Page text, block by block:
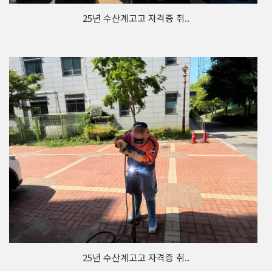
25년 수산계고고 자격증 취..
25년 수산계고고 자격증 취..